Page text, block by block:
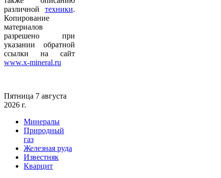
различной техники.
Копирование
материалов
разрешено при
указании обратной
ссылки на сайт
www.x-mineral.ru
Пятница 7 августа
2026 г.
Минералы
Природный
газ
Железная руда
Известняк
Кварцит